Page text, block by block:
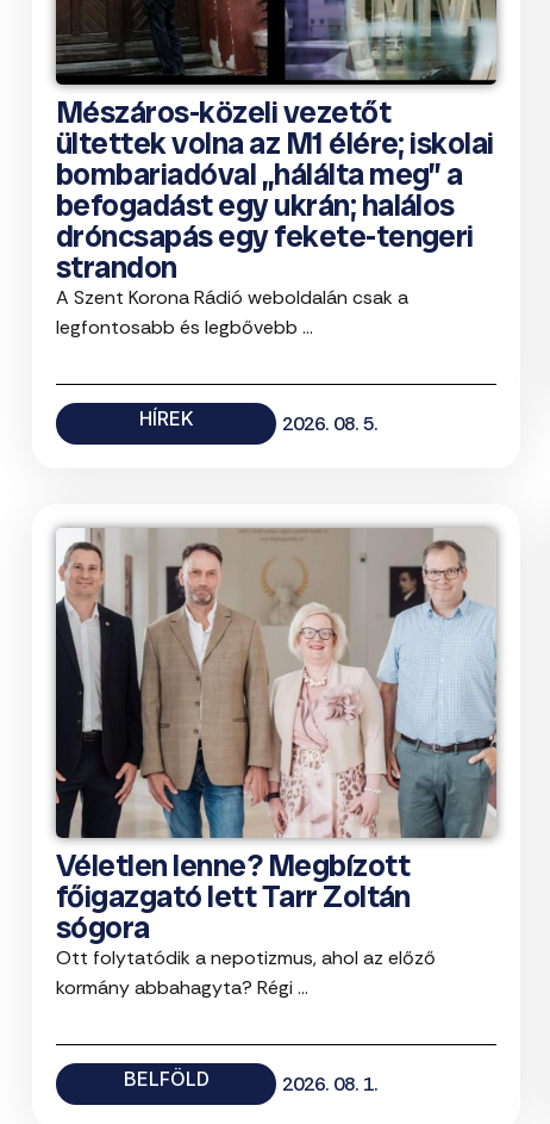
Mészáros-közeli vezetőt
ültettek volna az M1 élére; iskolai
bombariadóval „hálálta meg” a
befogadást egy ukrán; halálos
dróncsapás egy fekete-tengeri
strandon
A Szent Korona Rádió weboldalán csak a
legfontosabb és legbővebb ...
HÍREK 2026. 08. 5.
Véletlen lenne? Megbízott
főigazgató lett Tarr Zoltán
sógora
Ott folytatódik a nepotizmus, ahol az előző
kormány abbahagyta? Régi ...
BELFÖLD 2026. 08. 1.